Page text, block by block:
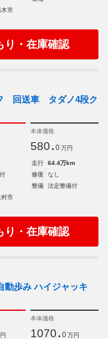
市
り・在庫確認
回送車 タダノ4段ク
本体価格
580. 0 万円
走行
64.4万km
修復
なし
整備
法定整備付
市
り・在庫確認
歩み ハイジャッキ
本体価格
1070. 0 万円